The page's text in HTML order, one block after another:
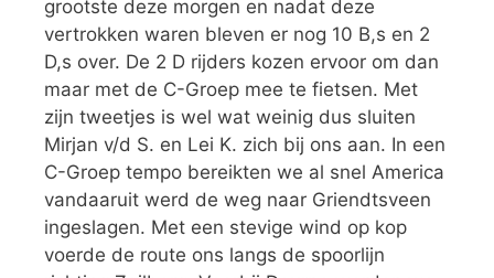
grootste deze morgen en nadat deze
vertrokken waren bleven er nog 10 B,s en 2
D,s over. De 2 D rijders kozen ervoor om dan
maar met de C-Groep mee te fietsen. Met
zijn tweetjes is wel wat weinig dus sluiten
Mirjan v/d S. en Lei K. zich bij ons aan. In een
C-Groep tempo bereikten we al snel America
vandaaruit werd de weg naar Griendtsveen
ingeslagen. Met een stevige wind op kop
voerde de route ons langs de spoorlijn